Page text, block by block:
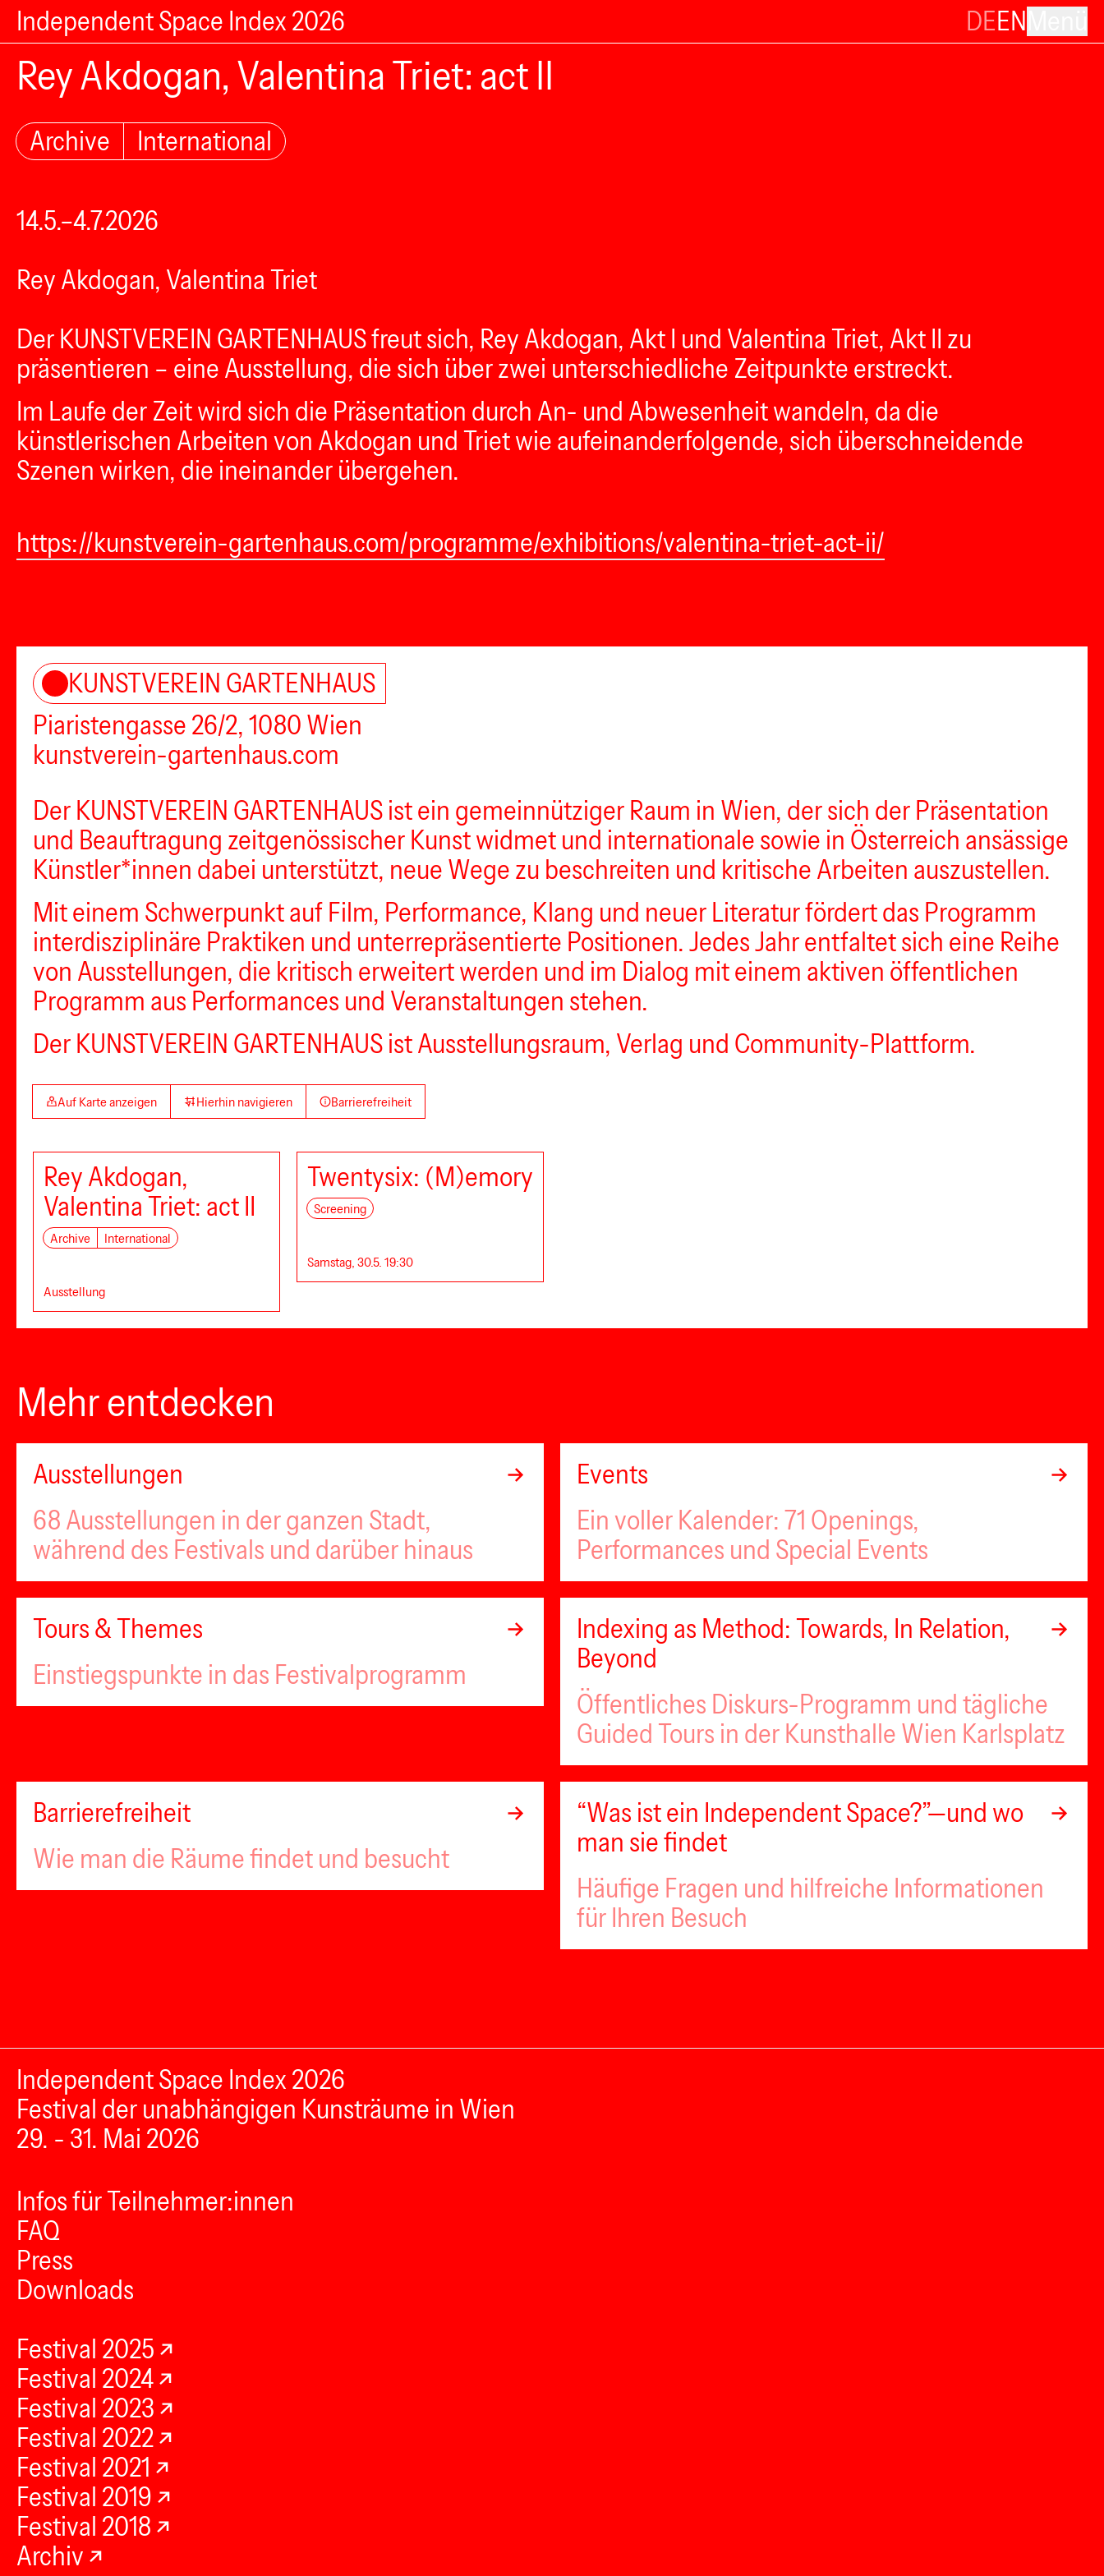
Independent Space Index 2026 DEEN
Rey Akdogan, Valentina Triet: act II
Archive International
14.5.–4.7.2026
Rey Akdogan, Valentina Triet
Der KUNSTVEREIN GARTENHAUS freut sich, Rey Akdogan, Akt I und Valentina Triet, Akt II zu
präsentieren – eine Ausstellung, die sich über zwei unterschiedliche Zeitpunkte erstreckt.
Im Laufe der Zeit wird sich die Präsentation durch An- und Abwesenheit wandeln, da die
künstlerischen Arbeiten von Akdogan und Triet wie aufeinanderfolgende, sich überschneidende
Szenen wirken, die ineinander übergehen.
https://kunstverein-gartenhaus.com/programme/exhibitions/valentina-triet-act-ii/
KUNSTVEREIN GARTENHAUS
Piaristengasse 26/2, 1080 Wien
kunstverein-gartenhaus.com
Der KUNSTVEREIN GARTENHAUS ist ein gemeinnütziger Raum in Wien, der sich der Präsentation
und Beauftragung zeitgenössischer Kunst widmet und internationale sowie in Österreich ansässige
Künstler*innen dabei unterstützt, neue Wege zu beschreiten und kritische Arbeiten auszustellen.
Mit einem Schwerpunkt auf Film, Performance, Klang und neuer Literatur fördert das Programm
interdisziplinäre Praktiken und unterrepräsentierte Positionen. Jedes Jahr entfaltet sich eine Reihe
von Ausstellungen, die kritisch erweitert werden und im Dialog mit einem aktiven öffentlichen
Programm aus Performances und Veranstaltungen stehen.
Der KUNSTVEREIN GARTENHAUS ist Ausstellungsraum, Verlag und Community-Plattform.
Auf Karte anzeigen Hierhin navigieren Barrierefreiheit
Rey Akdogan,
Valentina Triet: act II
Archive International
Ausstellung
Twentysix: (M)emory
Screening
Samstag, 30.5. 19:30
Mehr entdecken
Ausstellungen
68 Ausstellungen in der ganzen Stadt,
während des Festivals und darüber hinaus
Events
Ein voller Kalender: 71 Openings,
Performances und Special Events
Tours & Themes
Einstiegspunkte in das Festivalprogramm
Indexing as Method: Towards, In Relation,
Beyond
Öffentliches Diskurs-Programm und tägliche
Guided Tours in der Kunsthalle Wien Karlsplatz
Barrierefreiheit
Wie man die Räume findet und besucht
“Was ist ein Independent Space?”—und wo
man sie findet
Häufige Fragen und hilfreiche Informationen
für Ihren Besuch
Independent Space Index 2026
Festival der unabhängigen Kunsträume in Wien
29. - 31. Mai 2026
Infos für Teilnehmer:innen
FAQ
Press
Downloads
Festival 2025
Festival 2024
Festival 2023
Festival 2022
Festival 2021
Festival 2019
Festival 2018
Archiv